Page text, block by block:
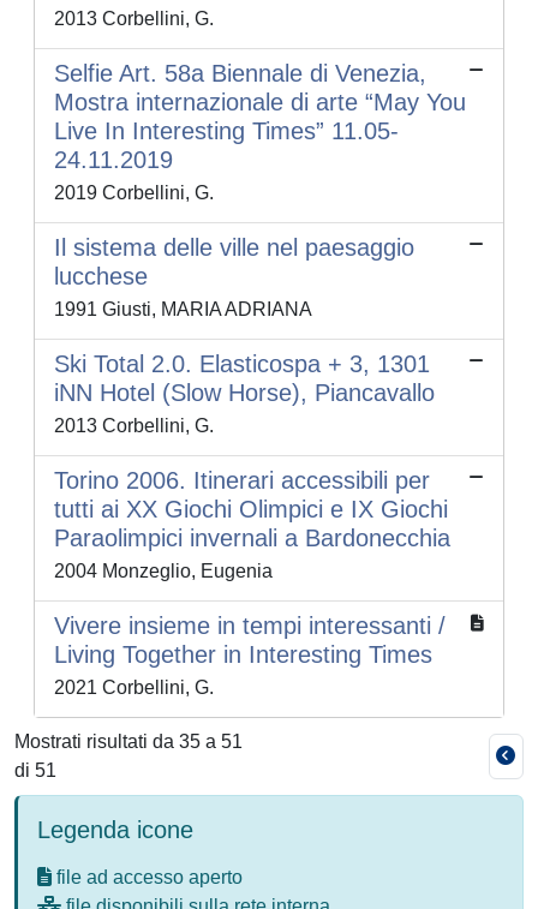
2013 Corbellini, G.
Selfie Art. 58a Biennale di Venezia,
Mostra internazionale di arte “May You
Live In Interesting Times” 11.05-
24.11.2019
2019 Corbellini, G.
Il sistema delle ville nel paesaggio
lucchese
1991 Giusti, MARIA ADRIANA
Ski Total 2.0. Elasticospa + 3, 1301
iNN Hotel (Slow Horse), Piancavallo
2013 Corbellini, G.
Torino 2006. Itinerari accessibili per
tutti ai XX Giochi Olimpici e IX Giochi
Paraolimpici invernali a Bardonecchia
2004 Monzeglio, Eugenia
Vivere insieme in tempi interessanti /
Living Together in Interesting Times
2021 Corbellini, G.
Mostrati risultati da 35 a 51
di 51
Legenda icone
file ad accesso aperto